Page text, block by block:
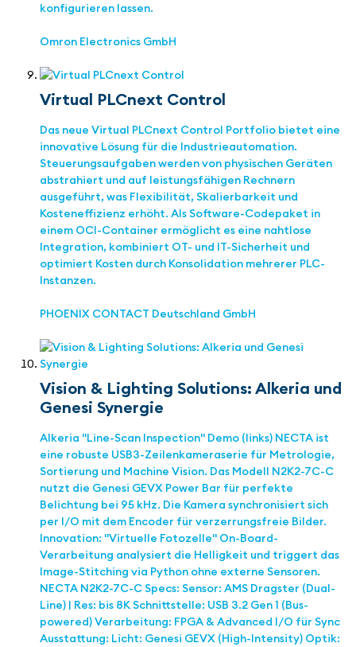
konfigurieren lassen.
Omron Electronics GmbH
Virtual PLCnext Control
Das neue Virtual PLCnext Control Portfolio bietet eine
innovative Lösung für die Industrieautomation.
Steuerungsaufgaben werden von physischen Geräten
abstrahiert und auf leistungsfähigen Rechnern
ausgeführt, was Flexibilität, Skalierbarkeit und
Kosteneffizienz erhöht. Als Software-Codepaket in
einem OCI-Container ermöglicht es eine nahtlose
Integration, kombiniert OT- und IT-Sicherheit und
optimiert Kosten durch Konsolidation mehrerer PLC-
Instanzen.
PHOENIX CONTACT Deutschland GmbH
Vision & Lighting Solutions: Alkeria und
Genesi Synergie
Alkeria "Line-Scan Inspection" Demo (links) NECTA ist
eine robuste USB3-Zeilenkameraserie für Metrologie,
Sortierung und Machine Vision. Das Modell N2K2-7C-C
nutzt die Genesi GEVX Power Bar für perfekte
Belichtung bei 95 kHz. Die Kamera synchronisiert sich
per I/O mit dem Encoder für verzerrungsfreie Bilder.
Innovation: "Virtuelle Fotozelle" On-Board-
Verarbeitung analysiert die Helligkeit und triggert das
Image-Stitching via Python ohne externe Sensoren.
NECTA N2K2-7C-C Specs: Sensor: AMS Dragster (Dual-
Line) | Res: bis 8K Schnittstelle: USB 3.2 Gen 1 (Bus-
powered) Verarbeitung: FPGA & Advanced I/O für Sync
Ausstattung: Licht: Genesi GEVX (High-Intensity) Optik: